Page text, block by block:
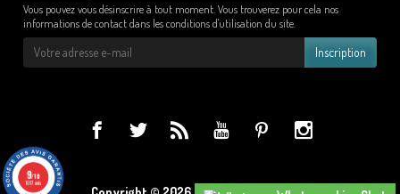
Vous pouvez vous désinscrire à tout moment. Vous trouverez pour cela nos
informations de contact dans les conditions d'utilisation du site.
Inscription
9/10
1017 avis